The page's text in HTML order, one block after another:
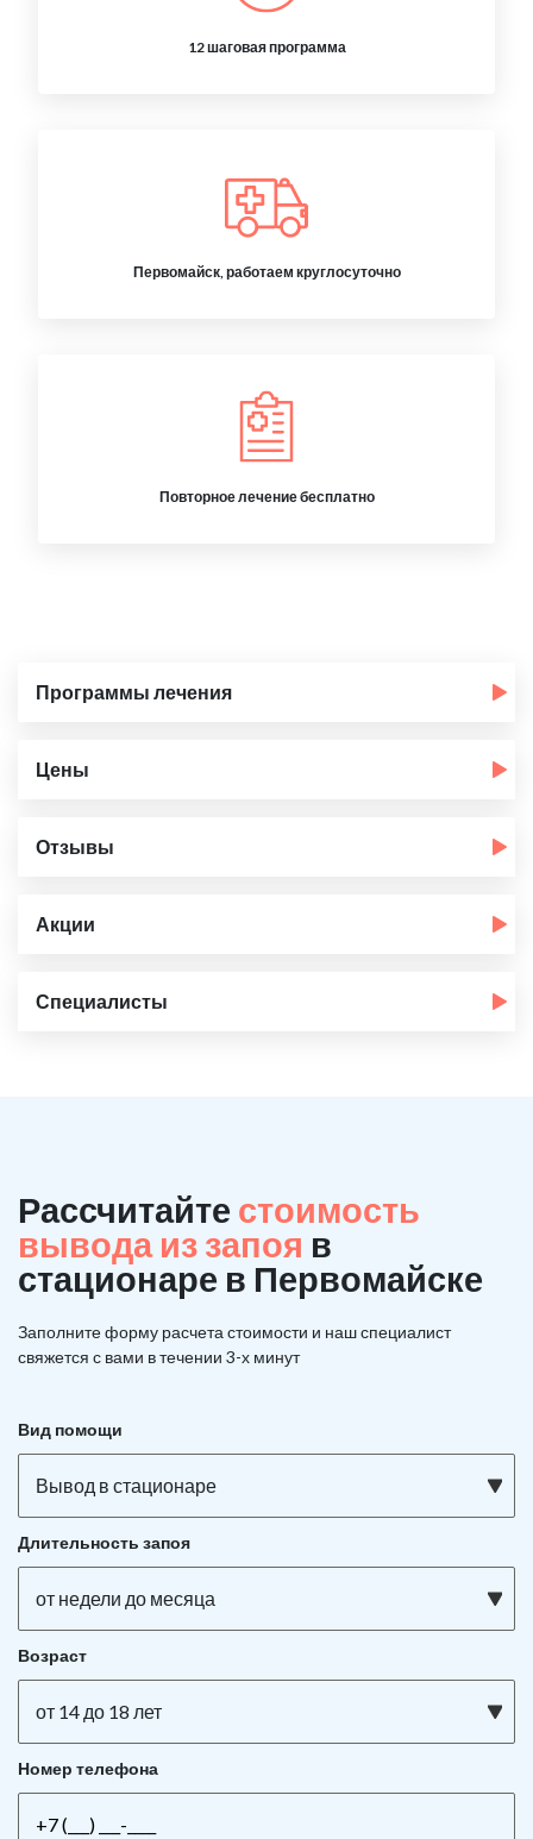
12 шаговая программа
Первомайск, работаем круглосуточно
Повторное лечение бесплатно
Программы лечения
Цены
Отзывы
Акции
Специалисты
Рассчитайте стоимость
вывода из запоя в
стационаре в Первомайске
Заполните форму расчета стоимости и нашспециалист
свяжется с вами в течении 3-х минут
Вид помощи
Вывод в стационаре
Длительность запоя
от недели до месяца
Возраст
от 14 до 18 лет
Номер телефона